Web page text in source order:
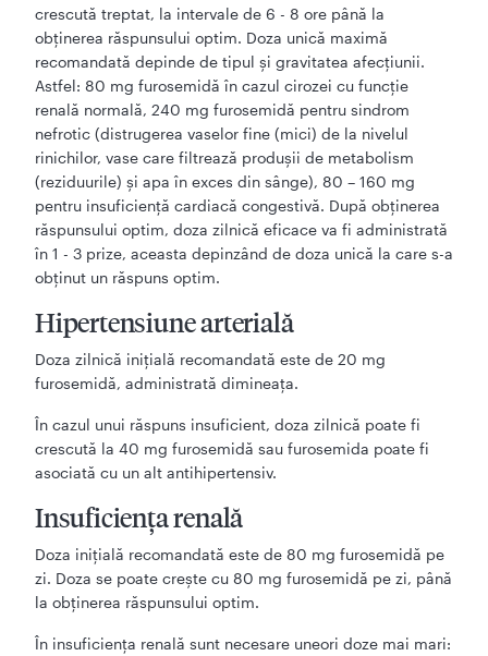
crescută treptat, la intervale de 6 - 8 ore până la
obţinerea răspunsului optim. Doza unică maximă
recomandată depinde de tipul şi gravitatea afecţiunii.
Astfel: 80 mg furosemidă în cazul cirozei cu funcţie
renală normală, 240 mg furosemidă pentru sindrom
nefrotic (distrugerea vaselor fine (mici) de la nivelul
rinichilor, vase care filtrează produşii de metabolism
(reziduurile) şi apa în exces din sânge), 80 – 160 mg
pentru insuficienţă cardiacă congestivă. După obţinerea
răspunsului optim, doza zilnică eficace va fi administrată
în 1 - 3 prize, aceasta depinzând de doza unică la care s-a
obţinut un răspuns optim.
Hipertensiune arterială
Doza zilnică iniţială recomandată este de 20 mg
furosemidă, administrată dimineaţa.
În cazul unui răspuns insuficient, doza zilnică poate fi
crescută la 40 mg furosemidă sau furosemida poate fi
asociată cu un alt antihipertensiv.
Insuficienţa renală
Doza iniţială recomandată este de 80 mg furosemidă pe
zi. Doza se poate creşte cu 80 mg furosemidă pe zi, până
la obţinerea răspunsului optim.
În insuficienţa renală sunt necesare uneori doze mai mari: